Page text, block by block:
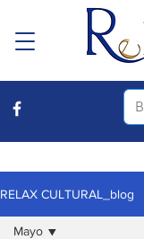
RELAX CULTURAL_blog
Mayo